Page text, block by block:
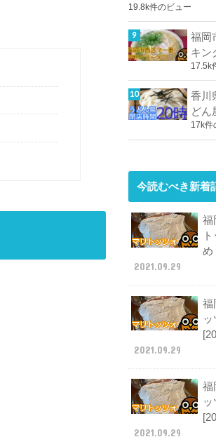
19.8k件のビュー
福岡
キン
17.5k
香川
どん
17k件
今読むべき新着
福
め
2021.09.29
福
ッ
2021.09.29
福
ッ
2021.09.29